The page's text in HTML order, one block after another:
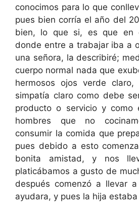
conocimos para lo que
pues bien corría el año del
bien, lo que si, es que en
donde entre a trabajar iba a
una señora, la describiré;
cuerpo normal nada que
hermosos ojos verde
simpatía claro como debe
producto o servicio y como
hombres que no
consumir la comida que
pues debido a esto
bonita amistad, y nos
platicábamos a gusto de
después comenzó a llevar
ayudara, y pues la hija estaba